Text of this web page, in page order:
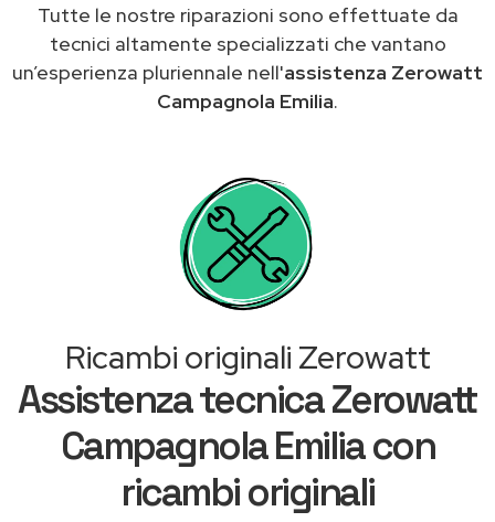
Tutte le nostre riparazioni sono effettuate da
tecnici altamente specializzati che vantano
un’esperienza pluriennale nell'assistenza Zerowatt
Campagnola Emilia.
Ricambi originali Zerowatt
Assistenza tecnica Zerowatt
Campagnola Emilia con
ricambi originali